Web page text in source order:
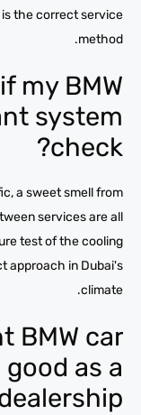
the correct service
method.
my BMW
system
check?
a sweet smell from
services are all
test of the cooling
approach in Dubai's
climate.
BMW car
as a